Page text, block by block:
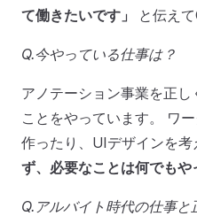
て働きたいです」
と伝え
Q.今やっている仕事は？
アノテーション事業を正
ことをやっています。 ワ
作ったり、UIデザインを
ず、必要なことは何でもや
Q.アルバイト時代の仕事